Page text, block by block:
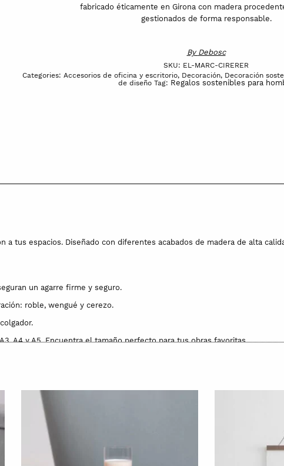
fabricado éticamente en Girona con madera
gestionados de forma responsable.
By Debosc
SKU: EL-MARC-CIRERER
Categories: Accesorios de oficina y escritorio, Decoración, Decoración
de diseño Tag: Regalos sostenibles para
tus espacios. Diseñado con diferentes acabados de madera de alta
un agarre firme y seguro.
roble, wengué y cerezo.
A4 y A5. Encuentra el tamaño perfecto para tus obras favoritas.
práctica y versátil para cualquier espacio. Añade un toque artístico y
tus paredes en una galería de arte con El Marc!
madera. El mecanizado ha sido realizado mediante control numérico en